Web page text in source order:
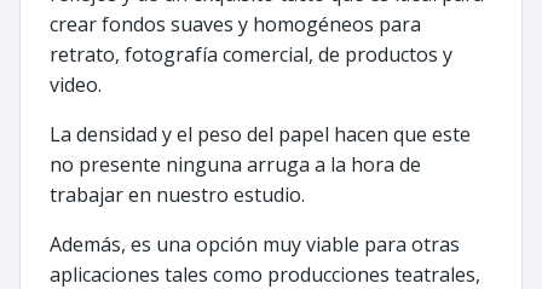
crear fondos suaves y homogéneos para
retrato, fotografía comercial, de productos y
video.
La densidad y el peso del papel hacen que este
no presente ninguna arruga a la hora de
trabajar en nuestro estudio.
Además, es una opción muy viable para otras
aplicaciones tales como producciones teatrales,